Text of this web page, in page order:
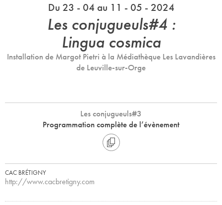
Du 23 - 04 au 11 - 05 - 2024
Les conjugueuls#4 :
Lingua cosmica
Installation de Margot Pietri à la Médiathèque Les Lavandières
de Leuville-sur-Orge
Les conjugueuls#3
Programmation complète de l’évènement
CAC BRÉTIGNY
http://www.cacbretigny.com